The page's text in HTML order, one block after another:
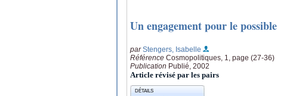
Un engagement pour le possible
parStengers, Isabelle
Référence Cosmopolitiques, 1, page (27-36)
Publication Publié, 2002
Article révisé par les pairs
DÉTAILS